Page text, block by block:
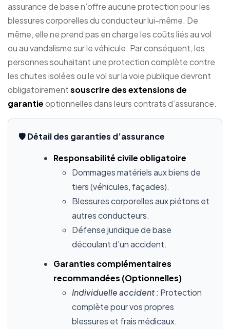
assurance de base n’offre aucune protection pour les
blessures corporelles du conducteur lui-même. De
même, elle ne prend pas en charge les coûts liés au vol
ou au vandalisme sur le véhicule. Par conséquent, les
personnes souhaitant une protection complète contre
les chutes isolées ou le vol sur la voie publique devront
obligatoirementsouscrire des extensions de
garantieoptionnelles dans leurs contrats d’assurance.
🛡️ Détail des garanties d’assurance
Responsabilité civile obligatoire
Dommages matériels aux biens de
tiers (véhicules, façades).
Blessures corporelles aux piétons et
autres conducteurs.
Défense juridique de base
découlant d’un accident.
Garanties complémentaires
recommandées (Optionnelles)
Individuelle accident : Protection
complète pour vos propres
blessures et frais médicaux.